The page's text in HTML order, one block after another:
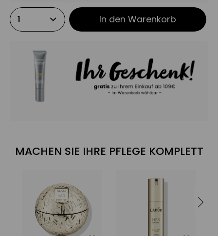
In den Warenkorb
MACHEN SIE IHRE PFLEGE KOMPLETT